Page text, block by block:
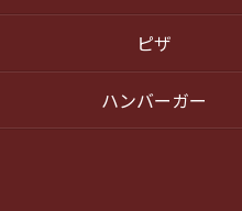
ピザ
ハンバーガー